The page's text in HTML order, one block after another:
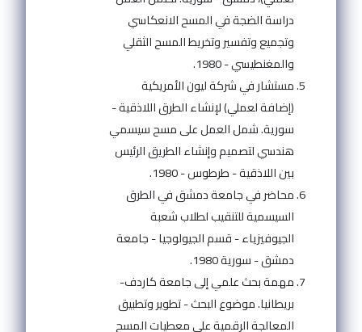
دراسة الضجة في المسح الانعكاسي
وتجميع وتفسير وتخريط المسح الثقلي
والمغنطيسي - 1980.
مستشار في شركة ليون الأمريكية
(إضافة لعملي) لإنشاء الطرق اللاذقية -
سورية. شمل العمل على مسح سيسمي
هندسي لتصميم وإنشاء الطريق الرئيس
بين اللاذقية - طرطوس - 1980.
محاضر في جامعة دمشق في الطرق
السيسمية للتنقيب لطلاب شعبة
الجيوفيزياء - قسم الجيولوجيا - جامعة
دمشق - سورية 1980.
مهمة بحث علمي إلى جامعة كاردف-
بريطانيا. موضوع البحث - تطوير وتطبيق
المعالجة الرقمية على معطيات المسح